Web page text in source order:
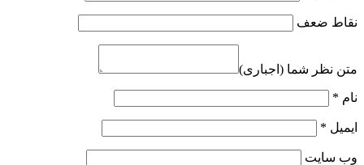
نقاط ضعف
متن نظر شما (اجباری)
نام *
ایمیل *
وب‌ سایت